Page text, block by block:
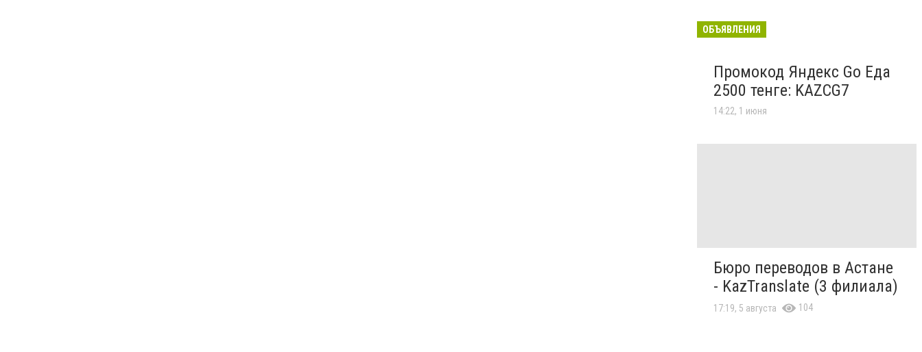
ОБЪЯВЛЕНИЯ
Промокод Яндекс Go Еда
2500 тенге: KAZCG7
14:22, 1 июня
Бюро переводов в Астане
- KazTranslate (3 филиала)
17:19, 5 августа 104